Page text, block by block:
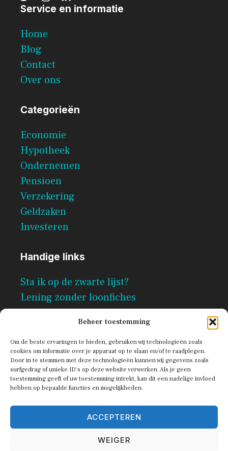
Beheer toestemming
Om de beste ervaringen te bieden, gebruiken wij technologieën zoals
cookies om informatie over je apparaat op te slaan en/of te raadplegen.
Door in te stemmen met deze technologieën kunnen wij gegevens zoals
surfgedrag of unieke ID's op deze website verwerken. Als je geen
toestemming geeft of uw toestemming intrekt, kan dit een nadelige invloed
hebben op bepaalde functies en mogelijkheden.
ACCEPTEREN
WEIGER
Service en informatie
Home
Blog
Contact
Over ons
Categorieën
Economie
Hypotheek
Ondernemen
Pensioen
Verzekering
Geldzaken
Investeren
Handige links
Sta ik op de zwarte lijst?
Lening zonder loonfiches
Per direct geld lenen zonder
Terms of Service